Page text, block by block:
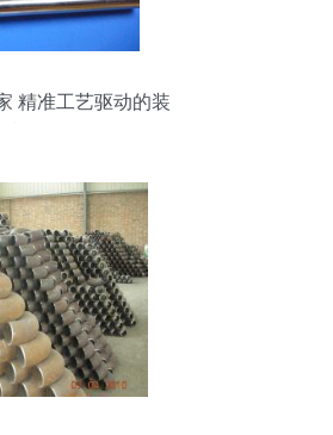
精准工艺驱动的装